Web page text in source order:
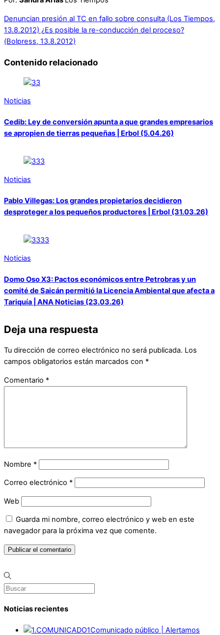
Denuncian presión al TC en fallo sobre consulta (Los Tiempos,
13.8.2012) ¿Es posible la re-conducción del proceso?
(Bolpress, 13.8.2012)
Contenido relacionado
Noticias
Cedib: Ley de conversión apunta a que grandes empresarios
se apropien de tierras pequeñas | Erbol (5.04.26)
Noticias
Pablo Villegas: Los grandes propietarios decidieron
desproteger a los pequeños productores | Erbol (31.03.26)
Noticias
Domo Oso X3: Pactos económicos entre Petrobras y un
comité de Saicán permitió la Licencia Ambiental que afecta a
Tariquía | ANA Noticias (23.03.26)
Deja una respuesta
Tu dirección de correo electrónico no será publicada. Los
campos obligatorios están marcados con *
Comentario *
Nombre *
Correo electrónico *
Web
Guarda mi nombre, correo electrónico y web en este
navegador para la próxima vez que comente.
Noticias recientes
Comunicado público | Alertamos